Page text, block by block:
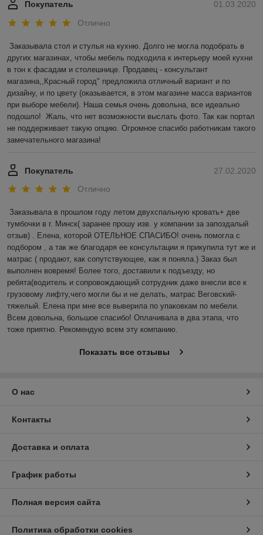
01.03.2020
Покупатель
Отлично
Заказывала стол и стулья на кухню. Долго не могла подобрать в
других магазинах, чтобы мебель подходила к интерьеру моей кухни
в тон к фасадам и столешнице. Продавец - консультант
магазина,,Красный город" предложила отличный вариант и по
дизайну, и по цвету (оказывается, в этом магазине масса вариантов
при выборе мебели). Наша семья очень довольна, все идеально
подошло!  Жаль, что нет возможности выслать фото. Так как портал
не поддерживает такую опцию. Огромное спасибо работникам такого
замечательного магазина!
27.02.2020
Покупатель
Отлично
Заказывала в прошлом году летом двухспальную кровать+ две
тумбочки в г. Минск( заранее прошу изв. у компании за запоздалый
отзыв) . Елена, которой ОТЕЛЬНОЕ СПАСИБО! очень помогла с
подбором , а так же благодаря ее консультации я прикупила тут же и
матрас ( продают, как сопутствующее, как я поняла.) Заказ был
выполнен вовремя! Более того, доставили к подъезду, но
ребята(водитель и сопровождающий сотрудник даже внесли все к
грузовому лифту,чего могли бы и не делать, матрас Веговский-
тяжелый. Елена при мне все выверила по упаковкам по мебели.
Всем довольна, большое спасибо! Оплачивала в два этапа, что
тоже приятно. Рекомендую всем эту компанию.
Показать все отзывы
О нас
Контакты
Доставка и оплата
График работы
Полная версия сайта
Политика обработки cookies